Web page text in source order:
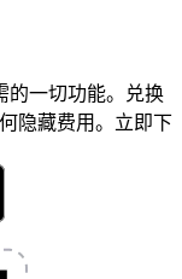
的一切功能。兑换
隐藏费用。立即下